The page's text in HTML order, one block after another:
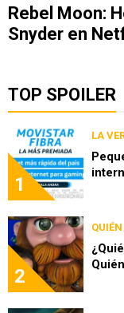
Rebel Moon:
Snyder en
TOP SPOILER
1
LA
2